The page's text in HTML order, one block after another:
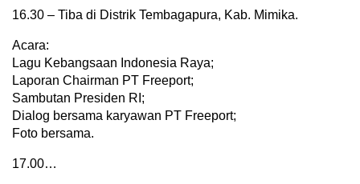
16.30 – Tiba di Distrik Tembagapura, Kab. Mimika.
Acara:
Lagu Kebangsaan Indonesia Raya;
Laporan Chairman PT Freeport;
Sambutan Presiden RI;
Dialog bersama karyawan PT Freeport;
Foto bersama.
17.00…